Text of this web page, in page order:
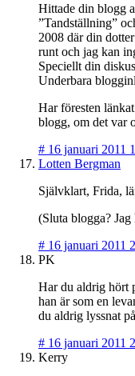
Hittade din blogg
”Tandställning”
2008 där din
runt och jag kan
Speciellt din
Underbara
Har föresten
blogg, om det var
# 16 januari 2011
Lotten Bergman
Självklart, Frida,
(Sluta blogga?
# 16 januari 2011
PK
Har du aldrig hört
han är som en
du aldrig lyssnat
# 16 januari 2011
Kerry